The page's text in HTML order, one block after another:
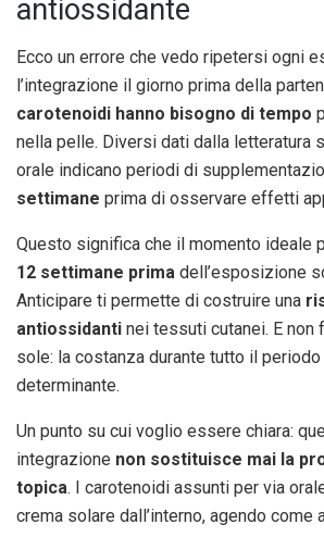
antiossidante
Ecco un errore che vedo ripetersi ogni
l’integrazione il giorno prima della
carotenoidi hanno bisogno di tempo
nella pelle. Diversi dati dalla letteratura
orale indicano periodi di
settimane prima di osservare effetti
Questo significa che il momento ideale
12 settimane prima dell’esposizione
Anticipare ti permette di costruire una
antiossidanti nei tessuti cutanei. E non
sole: la costanza durante tutto il
determinante.
Un punto su cui voglio essere chiara:
integrazione non sostituisce mai la
topica. I carotenoidi assunti per via
crema solare dall’interno, agendo come